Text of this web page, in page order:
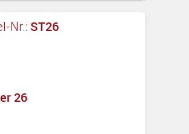
Nr.: ST26
26